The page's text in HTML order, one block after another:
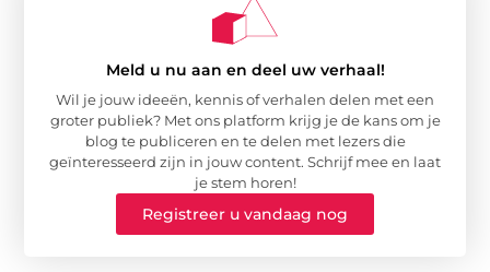
Meld u nu aan en deel uw verhaal!
Wil je jouw ideeën, kennis of verhalen delen met een
groter publiek? Met ons platform krijg je de kans om je
blog te publiceren en te delen met lezers die
geïnteresseerd zijn in jouw content. Schrijf mee en laat
je stem horen!
Registreer u vandaag nog